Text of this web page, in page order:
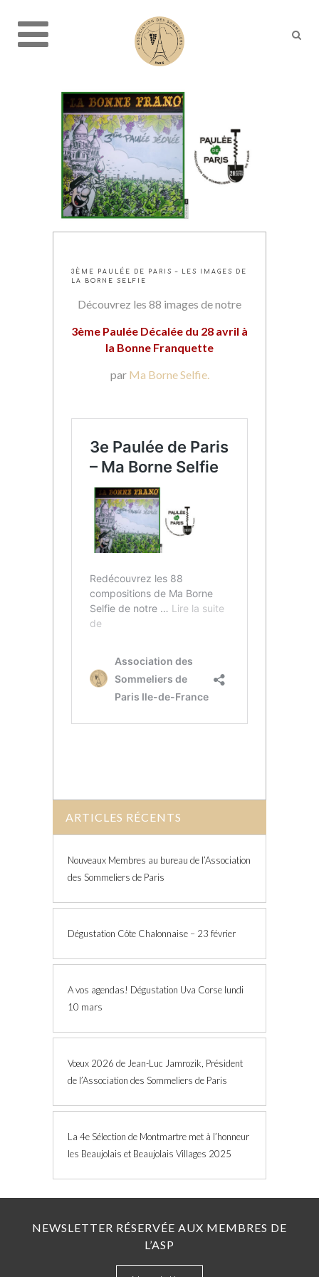
3ÈME PAULÉE DE PARIS – LES IMAGES DE
LA BORNE SELFIE
Découvrez les 88 images de notre
3ème Paulée Décalée du 28 avril à
la Bonne Franquette
par Ma Borne Selfie.
ARTICLES RÉCENTS
Nouveaux Membres au bureau de l’Association
des Sommeliers de Paris
Dégustation Côte Chalonnaise – 23 février
A vos agendas! Dégustation Uva Corse lundi
10 mars
Vœux 2026 de Jean-Luc Jamrozik, Président
de l’Association des Sommeliers de Paris
La 4e Sélection de Montmartre met à l’honneur
les Beaujolais et Beaujolais Villages 2025
NEWSLETTER RÉSERVÉE AUX MEMBRES DE
L’ASP